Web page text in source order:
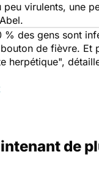
peu virulents, une
% des gens sont
de fièvre. Et
herpétique",
de